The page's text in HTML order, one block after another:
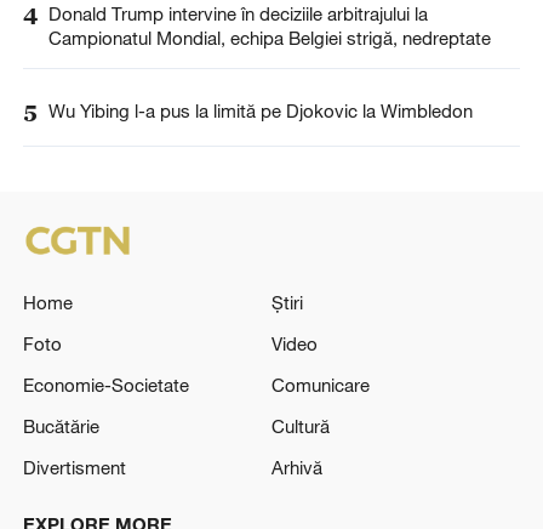
4 Donald Trump intervine în deciziile arbitrajului la
Campionatul Mondial, echipa Belgiei strigă, nedreptate
5 Wu Yibing l-a pus la limită pe Djokovic la Wimbledon
Home
Știri
Foto
Video
Economie-Societate
Comunicare
Bucătărie
Cultură
Divertisment
Arhivă
EXPLORE MORE